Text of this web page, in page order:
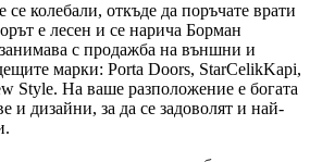
колебали, откъде да поръчате врати
е лесен и се нарича Борман
с продажба на външни и
марки: Porta Doors, StarCelikKapi,
Style. На ваше разположение е богата
и дизайни, за да се задоволят и най-